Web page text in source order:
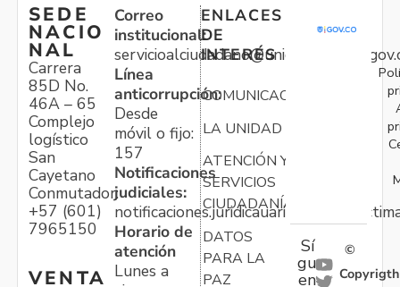
SEDE
NACIO
NAL
Carrera
85D No.
46A – 65
Complejo
logístico
San
Cayetano
Conmutador:
+57 (601)
7965150
VENTA
Correo
institucional:
Línea
anticorrupción:
Desde
móvil o fijo:
157
Notificaciones
judiciales:
Horario de
atención
Lunes a
ENLACES
DE
INTERÉS
COMUNICACIONES
LA UNIDAD
ATENCIÓN Y
SERVICIOS
CIUDADANÍA
DATOS
PARA LA
PAZ
Sí
gu
en
©
Copyrigth